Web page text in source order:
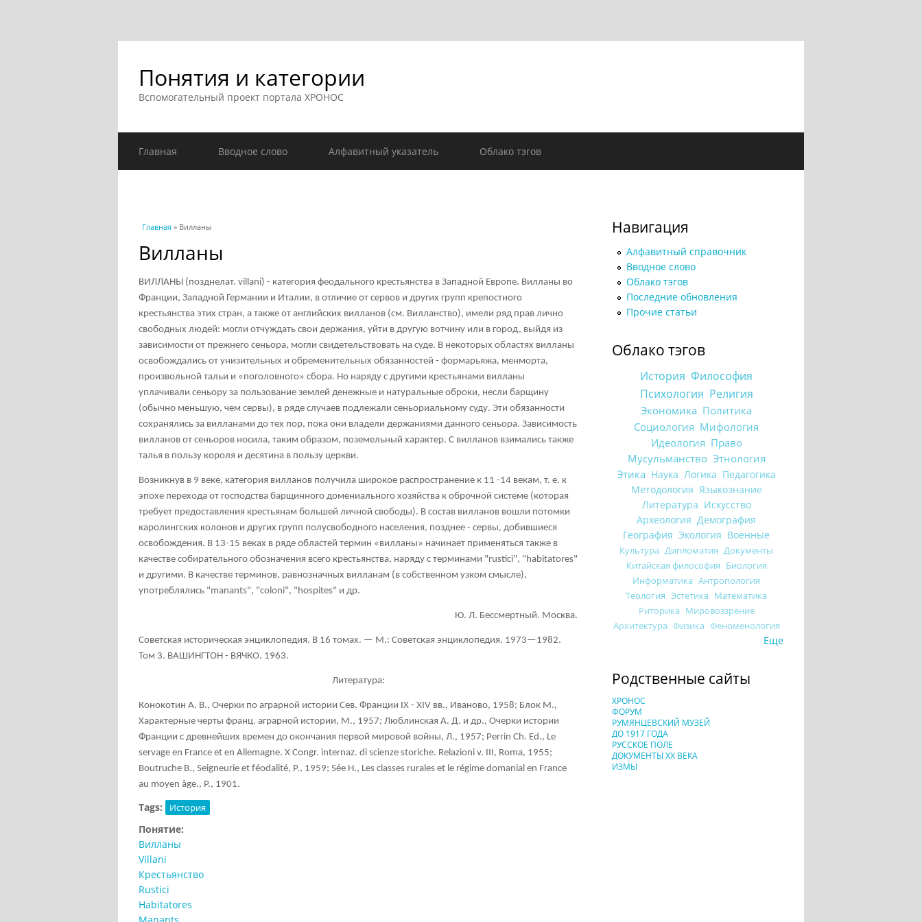
Понятия и категории
Вспомогательный проект портала ХРОНОС
Главная Вводное слово Алфавитный указатель Облако тэгов
Вы здесь
Главная » Вилланы
Вилланы
ВИЛЛАНЫ (позднелат. villani) - категория феодального крестьянства в Западной Европе. Вилланы во
Франции, Западной Германии и Италии, в отличие от сервов и других групп крепостного
крестьянства этих стран, а также от английских вилланов (см. Вилланство), имели ряд прав лично
свободных людей: могли отчуждать свои держания, уйти в другую вотчину или в город, выйдя из
зависимости от прежнего сеньора, могли свидетельствовать на суде. В некоторых областях вилланы
освобождались от унизительных и обременительных обязанностей - формарьяжа, менморта,
произвольной тальи и «поголовного» сбора. Но наряду с другими крестьянами вилланы
уплачивали сеньору за пользование землей денежные и натуральные оброки, несли барщину
(обычно меньшую, чем сервы), в ряде случаев подлежали сеньориальному суду. Эти обязанности
сохранялись за вилланами до тех пор, пока они владели держаниями данного сеньора. Зависимость
вилланов от сеньоров носила, таким образом, поземельный характер. С вилланов взимались также
талья в пользу короля и десятина в пользу церкви.
Возникнув в 9 веке, категория вилланов получила широкое распространение к 11 -14 векам, т. е. к
эпохе перехода от господства барщинного домениального хозяйства к оброчной системе (которая
требует предоставления крестьянам большей личной свободы). В состав вилланов вошли потомки
каролингских колонов и других групп полусвободного населения, позднее - сервы, добившиеся
освобождения. В 13-15 веках в ряде областей термин «вилланы» начинает применяться также в
качестве собирательного обозначения всего крестьянства, наряду с терминами "rustici", "habitatores"
и другими. В качестве терминов, равнозначных вилланам (в собственном узком смысле),
употреблялись "manants", "coloni", "hospites" и др.
Ю. Л. Бессмертный. Москва.
Советская историческая энциклопедия. В 16 томах. — М.: Советская энциклопедия. 1973—1982.
Том 3. ВАШИНГТОН - ВЯЧКО. 1963.
Литература:
Конокотин А. В., Очерки по аграрной истории Сев. Франции IX - XIV вв., Иваново, 1958; Блок М.,
Характерные черты франц. аграрной истории, М., 1957; Люблинская А. Д. и др., Очерки истории
Франции с древнейших времен до окончания первой мировой войны, Л., 1957; Perrin Ch. Ed., Le
servage en France et en Allemagne. X Congr. internaz. di scienze storiche. Relazioni v. III, Roma, 1955;
Boutruche B., Seigneurie et féodalité, P., 1959; Sée H., Les classes rurales et le régime domanial en France
au moyen âge., P., 1901.
Tags: История
Понятие:
Вилланы
Villani
Крестьянство
Rustici
Habitatores
Навигация
Алфавитный справочник
Вводное слово
Облако тэгов
Последние обновления
Прочие статьи
Облако тэгов
История Философия
Психология Религия
Экономика Политика
Социология Мифология
Идеология Право
Мусульманство Этнология
Этика Наука Логика Педагогика
Методология Языкознание
Литература Искусство
Археология Демография
География Экология Военные
Культура Дипломатия Документы
Китайская философия Биология
Информатика Антропология
Теология Эстетика Математика
Риторика Мировоззрение
Архитектура Физика Феноменология
Еще
Родственные сайты
ХРОНОС
ФОРУМ
РУМЯНЦЕВСКИЙ МУЗЕЙ
ДО 1917 ГОДА
РУССКОЕ ПОЛЕ
ДОКУМЕНТЫ XX ВЕКА
ИЗМЫ